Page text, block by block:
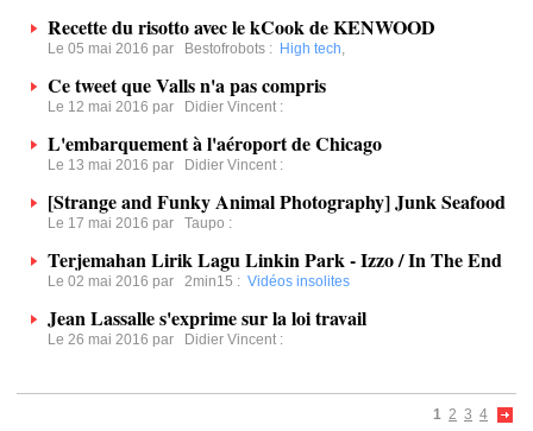
Recette du risotto avec le kCook de KENWOOD
Le 05 mai 2016 par Bestofrobots : High tech,
Ce tweet que Valls n'a pas compris
Le 12 mai 2016 par Didier Vincent :
L'embarquement à l'aéroport de Chicago
Le 13 mai 2016 par Didier Vincent :
[Strange and Funky Animal Photography] Junk Seafood
Le 17 mai 2016 par Taupo :
Terjemahan Lirik Lagu Linkin Park - Izzo / In The End
Le 02 mai 2016 par 2min15 : Vidéos insolites
Jean Lassalle s'exprime sur la loi travail
Le 26 mai 2016 par Didier Vincent :
1 2 3 4